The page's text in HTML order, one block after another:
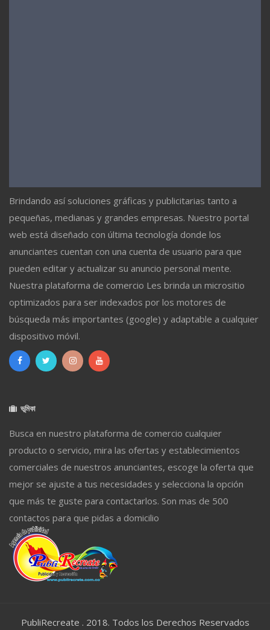
Brindando así soluciones gráficas y publicitarias tanto a
pequeñas, medianas y grandes empresas. Nuestro portal
web está diseñado con última tecnología donde los
anunciantes cuentan con una cuenta de usuario para que
pueden editar y actualizar su anuncio personal mente.
Nuestra plataforma de comercio Les brinda un micrositio
optimizados para ser indexados por los motores de
búsqueda más importantes (google) y adaptable a cualquier
dispositivo móvil.
ভূমিকা
Busca en nuestro plataforma de comercio cualquier
producto o servicio, mira las ofertas y establecimientos
comerciales de nuestros anunciantes, escoge la oferta que
mejor se ajuste a tus necesidades y selecciona la opción
que más te guste para contactarlos. Son mas de 500
contactos para que pidas a domicilio
PubliRecreate . 2018. Todos los Derechos Reservados